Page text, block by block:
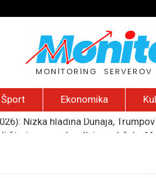
Šport Ekonomika
štyria zranení, polícia zadržala